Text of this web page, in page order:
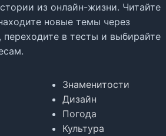
из онлайн-жизни. Читайте
новые темы через
в тесты и выбирайте
Знаменитости
Дизайн
Погода
Культура